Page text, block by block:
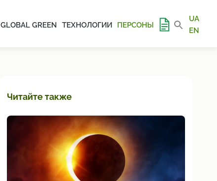
GLOBAL GREEN ТЕХНОЛОГИИ ПЕРСОНЫ
UA
EN
Читайте также